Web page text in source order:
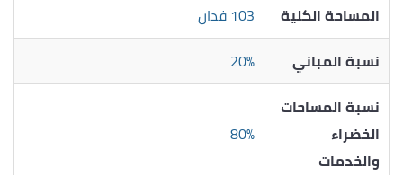
المساحة الكلية
103 فدان
نسبة المباني
20%
نسبة المساحات
الخضراء
والخدمات
80%